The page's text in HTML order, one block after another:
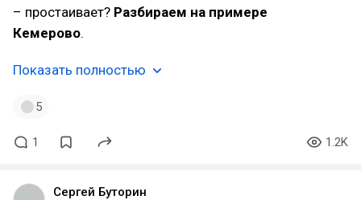
– простаивает? Разбираем на примере
Кемерово.
Показать полностью
5
1 1.2K
Сергей Буторин